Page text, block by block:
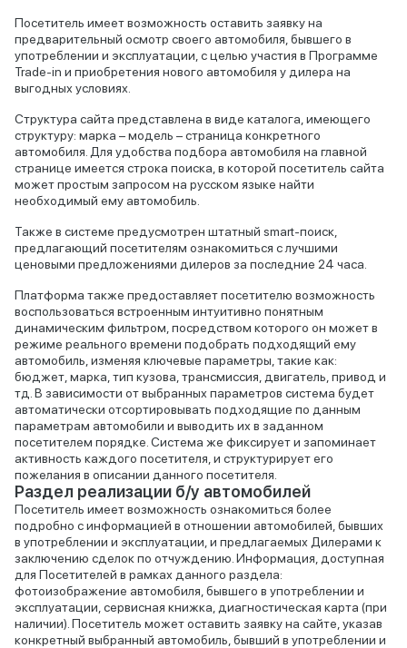
Посетитель имеет возможность оставить заявку на
предварительный осмотр своего автомобиля, бывшего в
употреблении и эксплуатации, с целью участия в Программе
Trade-in и приобретения нового автомобиля у дилера на
выгодных условиях.
Структура сайта представлена в виде каталога, имеющего
структуру: марка – модель – страница конкретного
автомобиля. Для удобства подбора автомобиля на главной
странице имеется строка поиска, в которой посетитель сайта
может простым запросом на русском языке найти
необходимый ему автомобиль.
Также в системе предусмотрен штатный smart-поиск,
предлагающий посетителям ознакомиться с лучшими
ценовыми предложениями дилеров за последние 24 часа.
Платформа также предоставляет посетителю возможность
воспользоваться встроенным интуитивно понятным
динамическим фильтром, посредством которого он может в
режиме реального времени подобрать подходящий ему
автомобиль, изменяя ключевые параметры, такие как:
бюджет, марка, тип кузова, трансмиссия, двигатель, привод и
тд. В зависимости от выбранных параметров система будет
автоматически отсортировывать подходящие по данным
параметрам автомобили и выводить их в заданном
посетителем порядке. Система же фиксирует и запоминает
активность каждого посетителя, и структурирует его
пожелания в описании данного посетителя.
Раздел реализации б/у автомобилей
Посетитель имеет возможность ознакомиться более
подробно с информацией в отношении автомобилей, бывших
в употреблении и эксплуатации, и предлагаемых Дилерами к
заключению сделок по отчуждению. Информация, доступная
для Посетителей в рамках данного раздела:
фотоизображение автомобиля, бывшего в употреблении и
эксплуатации, сервисная книжка, диагностическая карта (при
наличии). Посетитель может оставить заявку на сайте, указав
конкретный выбранный автомобиль, бывший в употреблении и